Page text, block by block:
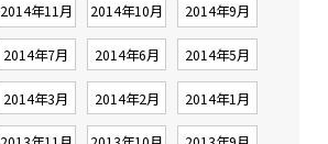
2014年11月 2014年10月 2014年9月
2014年7月 2014年6月 2014年5月
2014年3月 2014年2月 2014年1月